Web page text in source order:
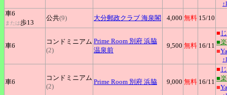
車6
または歩13
公共(9) 大分郵政クラブ 海泉閣 4,000 無料 15/10
車6
コンドミニアム
(2)
Prime Room 別府 浜脇
温泉前
9,500 無料 16/11
■
■
■
車6
コンドミニアム
(2)
Prime Room 別府 浜脇 9,000 無料 16/11
■
■
■